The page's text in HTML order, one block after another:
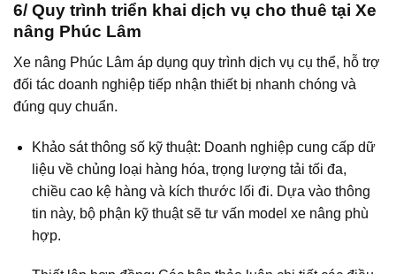
6/ Quy trình triển khai dịch vụ cho thuê tại Xe
nâng Phúc Lâm
Xe nâng Phúc Lâm áp dụng quy trình dịch vụ cụ thể, hỗ trợ
đối tác doanh nghiệp tiếp nhận thiết bị nhanh chóng và
đúng quy chuẩn.
Khảo sát thông số kỹ thuật: Doanh nghiệp cung cấp dữ
liệu về chủng loại hàng hóa, trọng lượng tải tối đa,
chiều cao kệ hàng và kích thước lối đi. Dựa vào thông
tin này, bộ phận kỹ thuật sẽ tư vấn model xe nâng phù
hợp.